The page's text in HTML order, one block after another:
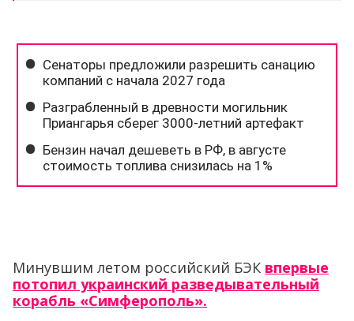
Минувшим летом российский БЭК впервые
потопил украинский разведывательный
корабль «Симферополь».